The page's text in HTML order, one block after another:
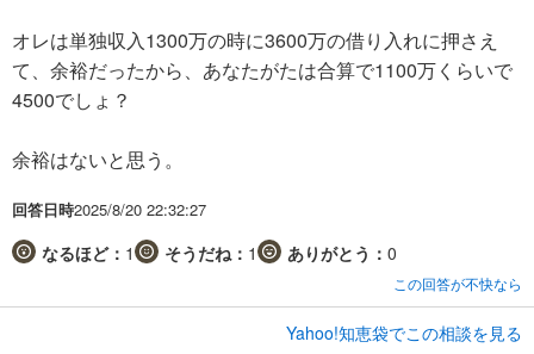
オレは単独収入1300万の時に3600万の借り入れに押さえ
て、余裕だったから、あなたがたは合算で1100万くらいで
4500でしょ？
余裕はないと思う。
回答日時2025/8/20 22:32:27
なるほど： 1 そうだね： 1 ありがとう： 0
この回答が不快なら
Yahoo!知恵袋でこの相談を見る